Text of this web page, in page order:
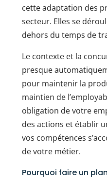
cette adaptation des
secteur. Elles se
dehors du temps de
Le contexte et la
presque
pour maintenir la
maintien de
obligation de votre
des actions et établir
vos compétences
de votre métier.
Pourquoi faire un